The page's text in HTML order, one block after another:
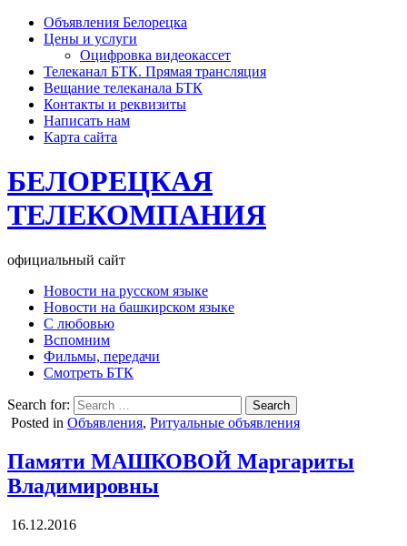
Объявления Белорецка
Цены и услуги
Оцифровка видеокассет
Телеканал БТК. Прямая трансляция
Вещание телеканала БТК
Контакты и реквизиты
Написать нам
Карта сайта
БЕЛОРЕЦКАЯ
ТЕЛЕКОМПАНИЯ
официальный сайт
Новости на русском языке
Новости на башкирском языке
С любовью
Вспомним
Фильмы, передачи
Смотреть БТК
Search for:
Posted in Объявления, Ритуальные объявления
Памяти МАШКОВОЙ Маргариты
Владимировны
16.12.2016